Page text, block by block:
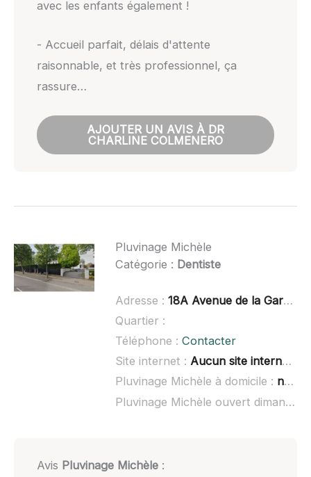
avec les enfants également !
- Accueil parfait, délais d'attente
raisonnable, et très professionnel, ça
rassure…
AJOUTER UN AVIS À DR
CHARLINE COLMENERO
Pluvinage Michèle
Catégorie : Dentiste
Adresse : 18A Avenue de la Gare, 67120 Molsheim, France
Quartier :
Téléphone : Contacter
Site internet : Aucun site internet connu
Pluvinage Michèle à domicile : non renseigné
Pluvinage Michèle ouvert dimanche :
Avis Pluvinage Michèle: